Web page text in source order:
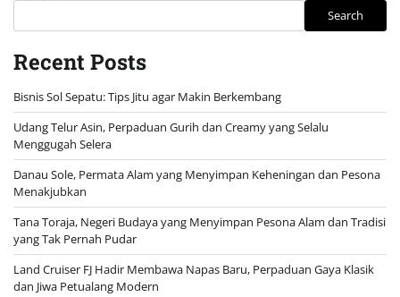
Search
Recent Posts
Bisnis Sol Sepatu: Tips Jitu agar Makin Berkembang
Udang Telur Asin, Perpaduan Gurih dan Creamy yang Selalu
Menggugah Selera
Danau Sole, Permata Alam yang Menyimpan Keheningan dan Pesona
Menakjubkan
Tana Toraja, Negeri Budaya yang Menyimpan Pesona Alam dan Tradisi
yang Tak Pernah Pudar
Land Cruiser FJ Hadir Membawa Napas Baru, Perpaduan Gaya Klasik
dan Jiwa Petualang Modern